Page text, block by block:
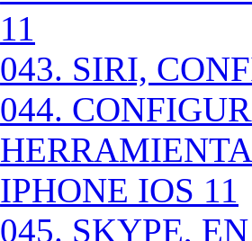
11
043. SIRI,
044.
IPHONE IOS 11
045. SKYPE,